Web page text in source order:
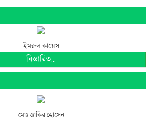
ইমরুল কায়েস
বিস্তারিত...
মোঃ জাকির হোসেন